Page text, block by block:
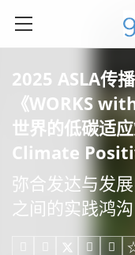
2025 ASLA传播
《WORKS
世界的低碳适
Climate
弥合发达与发
之间的实践鸿沟
 